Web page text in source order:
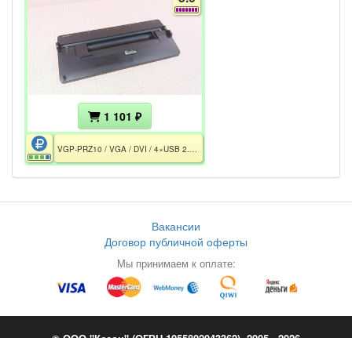
1 101 ₽
VGP-PRZ10 / VGA / DVI / 4×USB 2.0 / 2xRJ45 Gigabit Ethernet
Вакансии
Договор публичной оферты
Мы принимаем к оплате: